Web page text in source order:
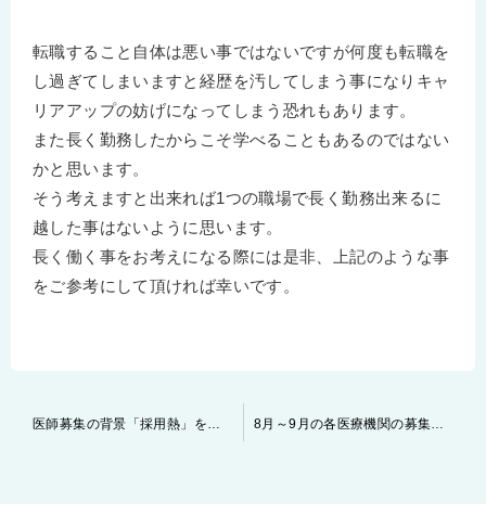
転職すること自体は悪い事ではないですが何度も転職を
し過ぎてしまいますと経歴を汚してしまう事になりキャ
リアアップの妨げになってしまう恐れもあります。
また長く勤務したからこそ学べることもあるのではない
かと思います。
そう考えますと出来れば1つの職場で長く勤務出来るに
越した事はないように思います。
長く働く事をお考えになる際には是非、上記のような事
をご参考にして頂ければ幸いです。
医師募集の背景「採用熱」を知る！ 8月～9月の各医療機関の募集状況